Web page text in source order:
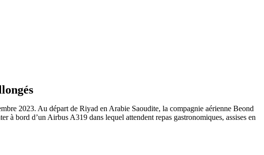
2023. Au départ de Riyad en Arabie Saoudite, la compagnie aérienne Beond
à bord d’un Airbus A319 dans lequel attendent repas gastronomiques, assises en